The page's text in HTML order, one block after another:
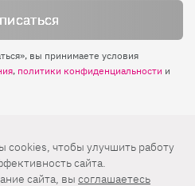
вы принимаете условия
, политики конфиденциальности и
ее и нажмите
ИНН 7705056238
cookies, чтобы улучшить работу
сайта.
сайта, вы соглашаетесь